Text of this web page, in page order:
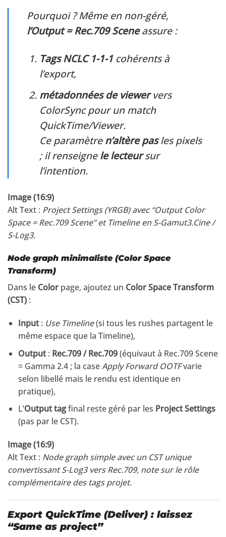
Pourquoi ? Même en non-géré,
l’Output = Rec.709 Sceneassure :
Tags NCLC 1-1-1cohérents à
l’export,
métadonnées de viewervers
ColorSync pour un match
QuickTime/Viewer.
Ce paramètren’altère pasles pixels
; il renseignele lecteursur
l’intention.
Image (16:9)
Alt Text : Project Settings (YRGB) avec “Output Color
Space = Rec.709 Scene” et Timeline en S-Gamut3.Cine /
S-Log3.
Node graph minimaliste (Color Space
Transform)
Dans le Color page, ajoutez un Color Space Transform
(CST) :
Input: Use Timeline(si tous les rushes partagent le
même espace que la Timeline),
Output: Rec.709 / Rec.709(équivaut à Rec.709 Scene
≈ Gamma 2.4 ; la caseApply Forward OOTFvarie
selon libellé mais le rendu est identique en
pratique),
L’Output tagfinal reste géré par les Project Settings
(pas par le CST).
Image (16:9)
Alt Text : Node graph simple avec un CST unique
convertissant S-Log3 vers Rec.709, note sur le rôle
complémentaire des tags projet.
Export QuickTime (Deliver) : laissez
“Same as project”